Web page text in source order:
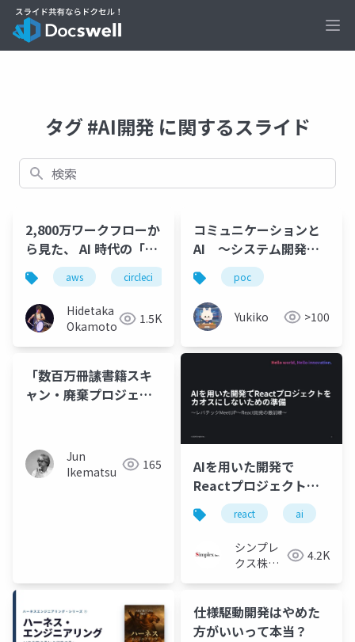
タグ #AI開発 に関するスライド
検索
2,800万ワークフローか
ら見た、 AI 時代の「詰
まらない」開発戦略
aws circleci devops
Hidetaka
Okamoto
1.5K
コミュニケーションと
AI ～システム開発に
おける「２つのエンジ
ン」を統括する
poc
Yukiko >100
「数百万冊䛾書籍スキ
ャン・廃棄プロジェク
概要レポート（スライ
ド版）
Jun
Ikematsu
165
AIを用いた開発で
Reactプロジェクトを
カオスにしないための
準備
react ai
シンプレ
クス株式
4.2K
仕様駆動開発はやめた
方がいいって本当？